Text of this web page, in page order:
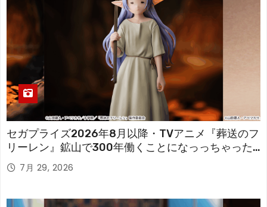
セガプライズ2026年8月以降・TVアニメ『葬送のフ
リーレン』鉱山で300年働くことになっっちゃった
「フリーレン」を立体化！
7月 29, 2026